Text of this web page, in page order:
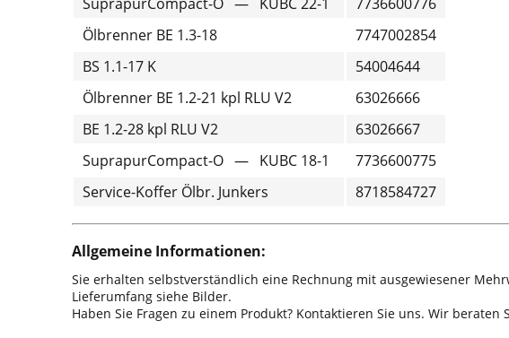
Ölbrenner BE 1.3-18
7747002854
BS 1.1-17 K
54004644
Ölbrenner BE 1.2-21 kpl RLU V2
63026666
BE 1.2-28 kpl RLU V2
63026667
SuprapurCompact-O — KUBC 18-1
7736600775
Service-Koffer Ölbr. Junkers
8718584727
Allgemeine Informationen:
Sie erhalten selbstverständlich eine Rechnung mit ausgewiesener
Lieferumfang siehe Bilder.
Haben Sie Fragen zu einem Produkt? Kontaktieren Sie uns. Wir beraten